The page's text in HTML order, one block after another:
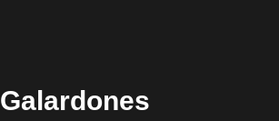
Galardones